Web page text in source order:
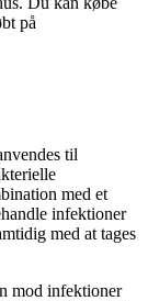
på
til
med et
infektioner
med at tages
mod infektioner